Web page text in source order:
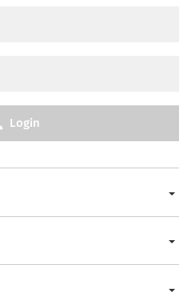
Login